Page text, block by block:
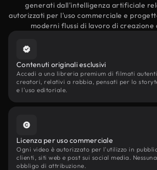
generati dall'intelligenza artificiale
autorizzati per l'uso commerciale e
moderni flussi di lavoro di creazione
Contenuti originali esclusivi
Accedi a una libreria premium di filmati
creatori, relativi a rabbia, pensati per lo
e l'uso editoriale.
Licenza per uso commerciale
Ogni video è autorizzato per l'utilizzo in
clienti, siti web e post sui social media.
obbligo di attribuzione.